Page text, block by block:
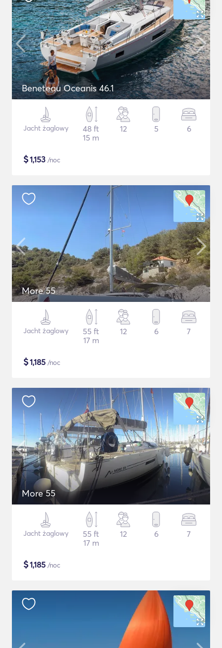
Beneteau Oceanis 46.1
Jacht żaglowy
48 ft
15 m
12 5 6
$1,153 /noc
More 55
Jacht żaglowy
55 ft
17 m
12 6 7
$1,185 /noc
More 55
Jacht żaglowy
55 ft
17 m
12 6 7
$1,185 /noc